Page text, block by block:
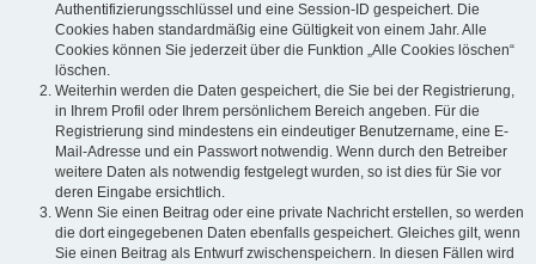
Authentifizierungsschlüssel und eine Session-ID gespeichert. Die
Cookies haben standardmäßig eine Gültigkeit von einem Jahr. Alle
Cookies können Sie jederzeit über die Funktion „Alle Cookies löschen“
löschen.
Weiterhin werden die Daten gespeichert, die Sie bei der Registrierung,
in Ihrem Profil oder Ihrem persönlichem Bereich angeben. Für die
Registrierung sind mindestens ein eindeutiger Benutzername, eine E-
Mail-Adresse und ein Passwort notwendig. Wenn durch den Betreiber
weitere Daten als notwendig festgelegt wurden, so ist dies für Sie vor
deren Eingabe ersichtlich.
Wenn Sie einen Beitrag oder eine private Nachricht erstellen, so werden
die dort eingegebenen Daten ebenfalls gespeichert. Gleiches gilt, wenn
Sie einen Beitrag als Entwurf zwischenspeichern. In diesen Fällen wird